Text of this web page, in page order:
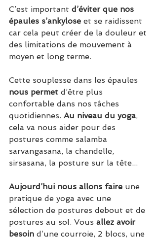
C’est important d’éviter que nos
épaules s’ankylose et se raidissent
car cela peut créer de la douleur et
des limitations de mouvement à
moyen et long terme.
Cette souplesse dans les épaules
nous permet d’être plus
confortable dans nos tâches
quotidiennes. Au niveau du yoga,
cela va nous aider pour des
postures comme salamba
sarvangasana, la chandelle,
sirsasana, la posture sur la tête...
Aujourd’hui nous allons faire une
pratique de yoga avec une
sélection de postures debout et de
postures au sol. Vous allez avoir
besoin d’une courroie, 2 blocs, une